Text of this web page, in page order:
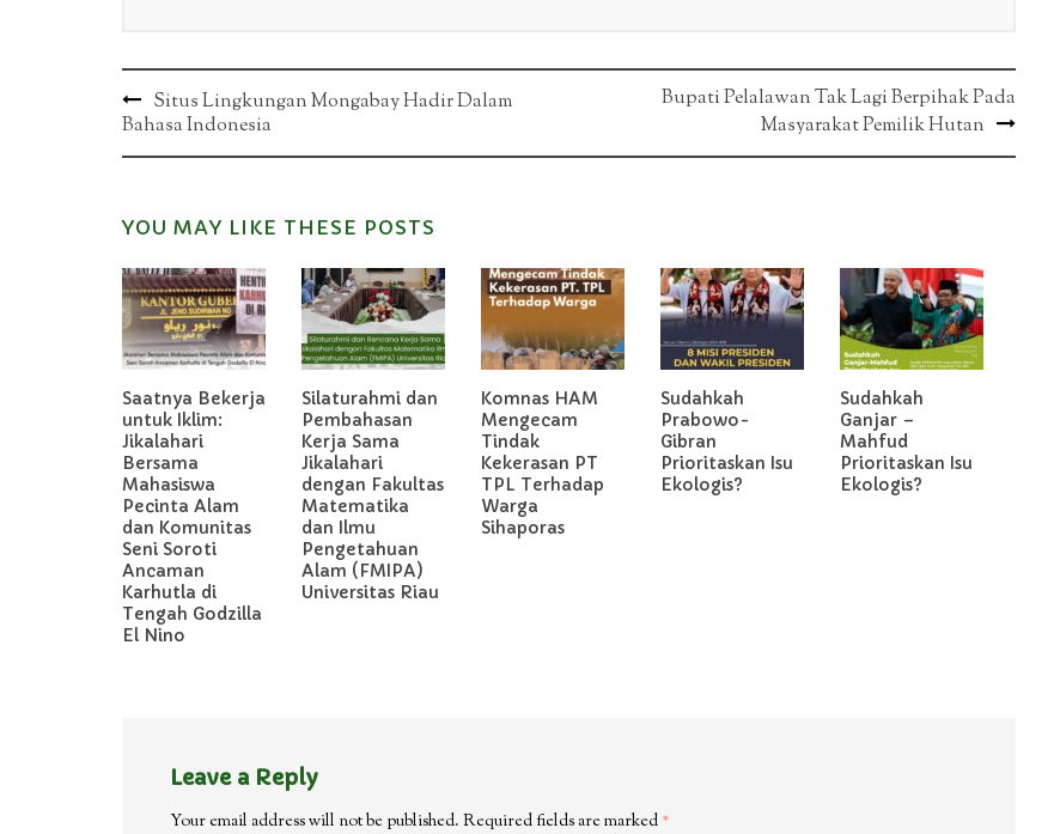
Post
navigation
Situs Lingkungan Mongabay Hadir Dalam
Bahasa Indonesia
Bupati Pelalawan Tak Lagi Berpihak Pada
Masyarakat Pemilik Hutan
YOU MAY LIKE THESE POSTS
Saatnya Bekerja
untuk Iklim:
Jikalahari
Bersama
Mahasiswa
Pecinta Alam
dan Komunitas
Seni Soroti
Ancaman
Karhutla di
Tengah Godzilla
El Nino
Silaturahmi dan
Pembahasan
Kerja Sama
Jikalahari
dengan Fakultas
Matematika
dan Ilmu
Pengetahuan
Alam (FMIPA)
Universitas Riau
Komnas HAM
Mengecam
Tindak
Kekerasan PT
TPL Terhadap
Warga
Sihaporas
Sudahkah
Prabowo-
Gibran
Prioritaskan Isu
Ekologis?
Sudahkah
Ganjar –
Mahfud
Prioritaskan Isu
Ekologis?
Leave a Reply
Your email address will not be published. Required fields are marked *